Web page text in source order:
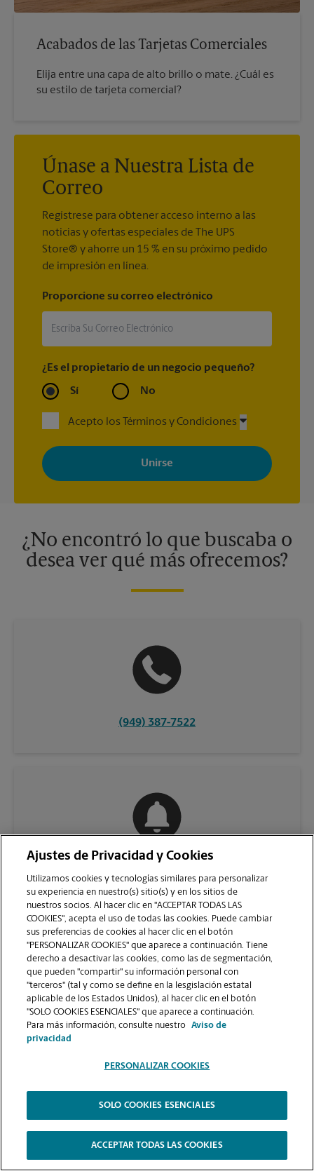
Acabados de las Tarjetas Comerciales
Elija entre una capa de alto brillo o mate. ¿Cuál es
su estilo de tarjeta comercial?
Únase a Nuestra Lista de
Correo
Regístrese para obtener acceso interno a las
noticias y ofertas especiales de The UPS
Store® y ahorre un 15 % en su próximo pedido
de impresión en línea.
Proporcione su correo electrónico
¿Es el propietario de un negocio pequeño?
Sí No
Acepto los Términos y Condiciones
Al registrarse, acepta recibir correos electrónicos de The UPS
Store con noticias, ofertas especiales, promociones y mensajes
adaptados a sus intereses. Puede darse de baja en cualquier
momento. Para más información, consulte nuestra política de
¿No encontró lo que buscaba o
desea ver qué más ofrecemos?
(949) 387-7522
VER LA PÁGINA DE LA TIENDA
2026.
The UPS Store | Aviso de Privacidad | Términos de Uso del Sitio Web |
Contraste Alto
Ajustes de Privacidad y Cookies
Utilizamos cookies y tecnologías similares para personalizar
su experiencia en nuestro(s) sitio(s) y en los sitios de
nuestros socios. Al hacer clic en "ACCEPTAR TODAS LAS
COOKIES", acepta el uso de todas las cookies. Puede cambiar
sus preferencias de cookies al hacer clic en el botón
"PERSONALIZAR COOKIES" que aparece a continuación. Tiene
derecho a desactivar las cookies, como las de segmentación,
que pueden "compartir" su información personal con
"terceros" (tal y como se define en la lesgislación estatal
aplicable de los Estados Unidos), al hacer clic en el botón
"SOLO COOKIES ESENCIALES" que aparece a continuación.
Para más información, consulte nuestro
Aviso de
privacidad
PERSONALIZAR COOKIES
SOLO COOKIES ESENCIALES
ACCEPTAR TODAS LAS COOKIES